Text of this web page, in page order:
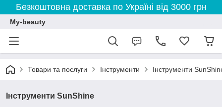
Безкоштовна доставка по Україні від 3000 грн
My-beauty
Товари та послуги Інструменти Інструменти
Інструменти SunShine